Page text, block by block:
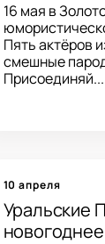
16 мая в
Пять актёров
смешные
Присоединяй...
10 апреля
Уральские